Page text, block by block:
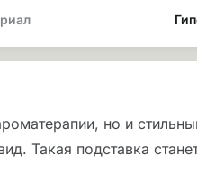
но и
Такая подставка